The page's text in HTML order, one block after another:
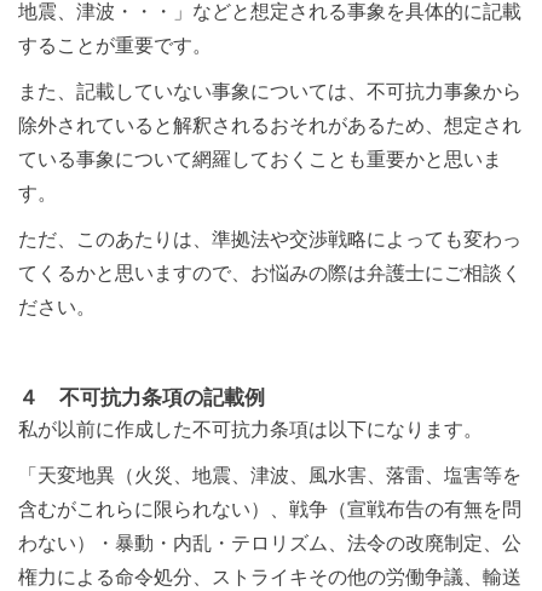
地震、津波・・・」などと想定される事象を具体的に記載
することが重要です。
また、記載していない事象については、不可抗力事象から
除外されていると解釈されるおそれがあるため、想定され
ている事象について網羅しておくことも重要かと思いま
す。
ただ、このあたりは、準拠法や交渉戦略によっても変わっ
てくるかと思いますので、お悩みの際は弁護士にご相談く
ださい。
４ 不可抗力条項の記載例
私が以前に作成した不可抗力条項は以下になります。
「天変地異（火災、地震、津波、風水害、落雷、塩害等を
含むがこれらに限られない）、戦争（宣戦布告の有無を問
わない）・暴動・内乱・テロリズム、法令の改廃制定、公
権力による命令処分、ストライキその他の労働争議、輸送